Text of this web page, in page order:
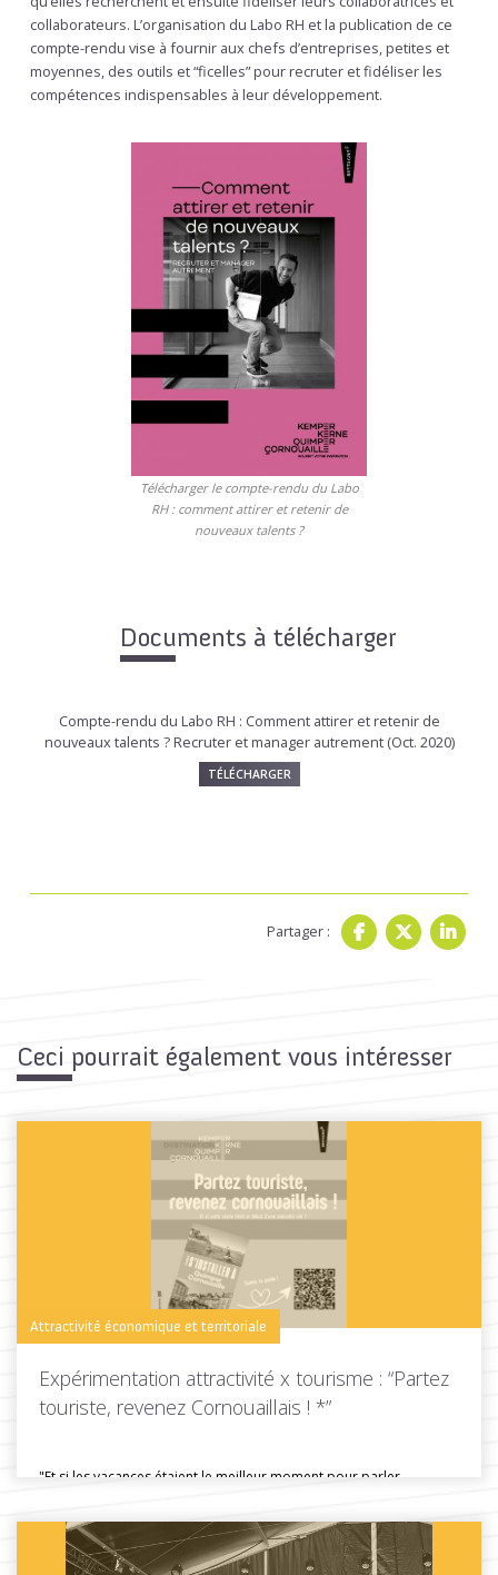
collaborateurs. L’organisation du Labo RH et la publication de ce
compte-rendu vise à fournir aux chefs d’entreprises, petites et
moyennes, des outils et “ficelles” pour recruter et fidéliser les
compétences indispensables à leur développement.
Télécharger le compte-rendu du Labo
RH : comment attirer et retenir de
nouveaux talents ?
Documents à télécharger
Compte-rendu du Labo RH : Comment attirer et retenir de
nouveaux talents ? Recruter et manager autrement (Oct. 2020)
TÉLÉCHARGER
Partager :
Ceci pourrait également vous intéresser
Attractivité économique et territoriale
Expérimentation attractivité x tourisme : “Partez
touriste, revenez Cornouaillais ! *”
"Et si les vacances étaient le meilleur moment pour parler